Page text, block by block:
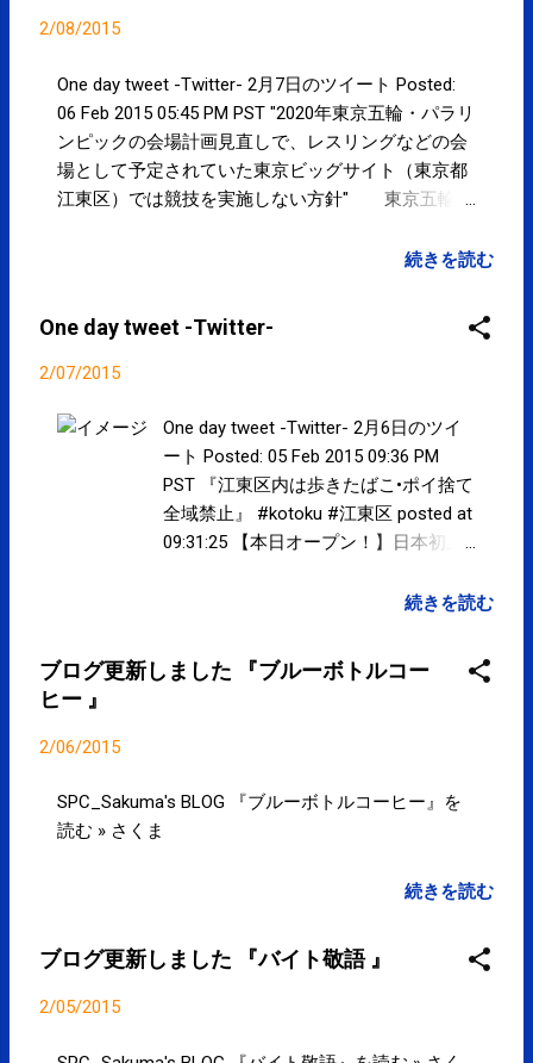
2/08/2015
One day tweet -Twitter- 2月7日のツイート Posted:
06 Feb 2015 05:45 PM PST "2020年東京五輪・パラリ
ンピックの会場計画見直しで、レスリングなどの会
場として予定されていた東京ビッグサイト（東京都
江東区）では競技を実施しない方針" 東京五輪:
新聞 goo.gl/9WIDD4 posted at 10:45:28 You are
コンディショニング(@SPCstyle) - Twilog To stop
receiving these emails, you may unsubscribe now .
Email delivery powered by Google Google Inc., 1600
United States
続きを読む
One day tweet -Twitter-
2/07/2015
One day tweet -Twitter- 2月6日のツイ
ート Posted: 05 Feb 2015 09:36 PM
PST 『江東区内は歩きたばこ•ポイ捨て
全域禁止』 #kotoku #江東区 posted at
09:31:25 【本日オープン！】日本初上
店に並んでみた – しらべぇ ｜ 気にな
goo.gl/8i28O8 posted at 13:44:00 "五輪
に向けた財源を確保し、目的と収支を
に充てる計画。" 東京新聞:江東
14:36:57 2月5日のツイート Posted: 05
たでしょうか」 実は正しいバイト敬
語" plus.google.com/11700662797435…
した。ありがとうございます。
続きを読む
ブログ更新しました 『ブルーボトルコー
ヒー 』
2/06/2015
SPC_Sakuma's BLOG 『ブルーボトルコーヒー』を
読む » さくま
続きを読む
ブログ更新しました 『バイト敬語 』
2/05/2015